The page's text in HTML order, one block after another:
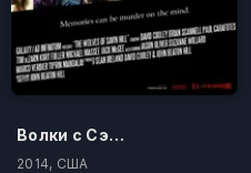
Волки с Сэйвин-Хилл
2014, США